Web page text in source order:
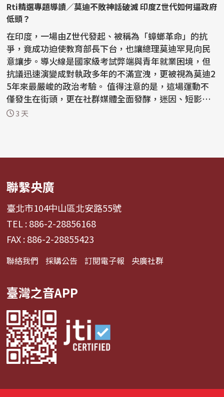
Rti精選專題導讀／莫迪不敗神話破滅 印度Z世代如何逼政府
低頭？
在印度，一場由Z世代發起、被稱為「蟑螂革命」的抗
爭，竟成功迫使教育部長下台，也讓總理莫迪罕見向民
意讓步。導火線是國家級考試弊端與青年就業困境，但
抗議迅速演變成對執政多年的不滿宣洩，更被視為莫迪2
5年來最嚴峻的政治考驗。 值得注意的是，這場運動不
僅發生在街頭，更在社群媒體全面發酵，迷因、短影音
與網路...
3 天
聯繫央廣
臺北市104中山區北安路55號
TEL : 886-2-28856168
FAX : 886-2-28855423
聯絡我們 採購公告 訂閱電子報 央廣社群
臺灣之音APP